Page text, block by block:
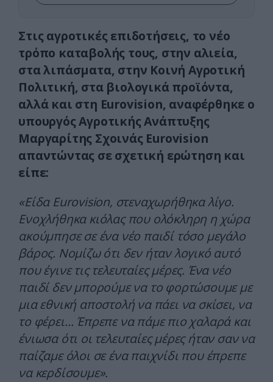
Στις αγροτικές επιδοτήσεις, το νέο
τρόπο καταβολής τους, στην αλιεία,
στα λιπάσματα, στην Κοινή Αγροτική
Πολιτική, στα βιολογικά προϊόντα,
αλλά και στη Eurovision, αναφέρθηκε ο
υπουργός Αγροτικής Ανάπτυξης
Μαργαρίτης Σχοινάς Eurovision
απαντώντας σε σχετική ερώτηση και
είπε:
«Είδα Eurovision, στεναχωρήθηκα λίγο.
Ενοχλήθηκα κιόλας που ολόκληρη η χώρα
ακούμπησε σε ένα νέο παιδί τόσο μεγάλο
βάρος. Νομίζω ότι δεν ήταν λογικό αυτό
που έγινε τις τελευταίες μέρες. Ένα νέο
παιδί δεν μπορούμε να το φορτώσουμε με
μια εθνική αποστολή να πάει να σκίσει, να
το φέρει… Έπρεπε να πάμε πιο χαλαρά και
ένιωσα ότι οι τελευταίες μέρες ήταν σαν να
παίζαμε όλοι σε ένα παιχνίδι που έπρεπε
να κερδίσουμε».